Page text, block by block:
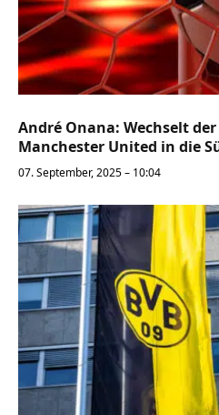
André Onana: Wechselt
Manchester United in die
07. September, 2025 – 10:04